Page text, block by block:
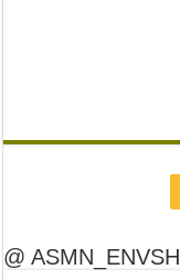
@ ASMN_ENVSH